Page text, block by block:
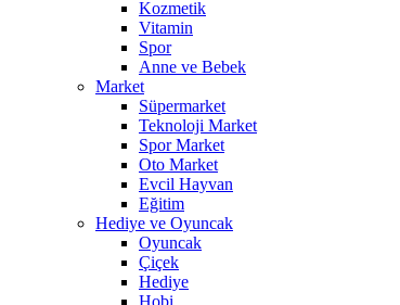
Kozmetik
Vitamin
Spor
Anne ve Bebek
Market
Süpermarket
Teknoloji Market
Spor Market
Oto Market
Evcil Hayvan
Eğitim
Hediye ve Oyuncak
Oyuncak
Çiçek
Hediye
Hobi